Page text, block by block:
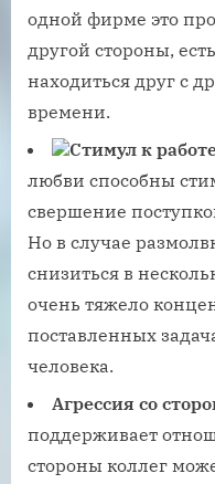
одной фирме это
другой стороны,
находиться друг с
времени.
Стимул к
любви способны
свершение
Но в случае
снизиться в
очень тяжело
поставленных
человека.
Агрессия со
поддерживает
стороны коллег